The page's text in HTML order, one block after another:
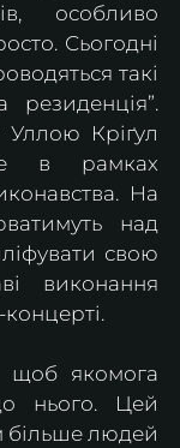
особливо
Сьогодні
такі
резиденція”.
Уллою Кріґул
в рамках
На
над
свою
виконання
щоб якомога
нього. Цей
більше людей